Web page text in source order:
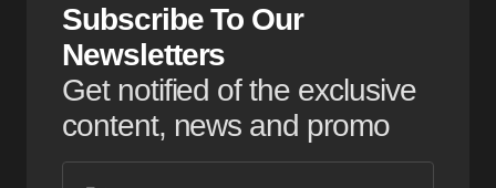
Subscribe To Our
Newsletters
Get notified of the exclusive
content, news and promo